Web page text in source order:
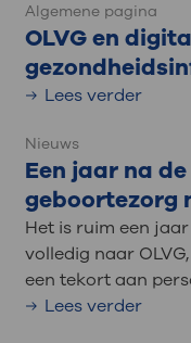
Algemene pagina
OLVG en
Lees verder
Nieuws
Een jaar na
geboortezorg
Het is ruim een
volledig naar
een tekort aan
Lees verder